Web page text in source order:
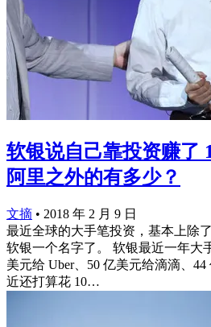
软银说自己靠投资赚了
阿里之外的有多少？
文摘 • 2018 年 2 月 9 日
最近全球的大手笔投资，基本上除
软银一个名字了。 软银最近一年大
美元给 Uber、50 亿美元给滴滴、
近还打算花 10…